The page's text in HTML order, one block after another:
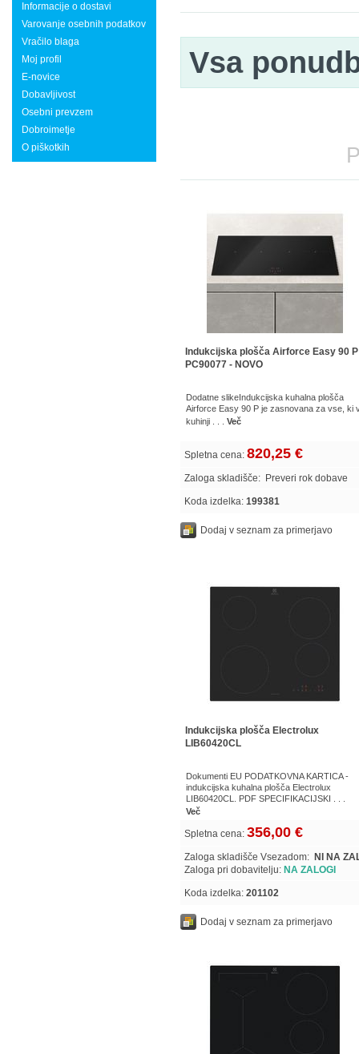
Informacije o dostavi
Varovanje osebnih podatkov
Vračilo blaga
Moj profil
E-novice
Dobavljivost
Osebni prevzem
Dobroimetje
O piškotkih
Vsa
Indukcijska plošča Airforce Easy 90 P
PC90077 - NOVO
Dodatne slikeIndukcijska kuhalna plošča
Airforce Easy 90 P je zasnovana za vse, ki
kuhinji . . . Več
Spletna cena: 820,25 €
Zaloga skladišče: Preveri rok dobave
Koda izdelka: 199381
Dodaj v seznam za primerjavo
Indukcijska plošča Electrolux
LIB60420CL
Dokumenti EU PODATKOVNA KARTICA -
indukcijska kuhalna plošča Electrolux
LIB60420CL. PDF SPECIFIKACIJSKI . . .
Več
Spletna cena: 356,00 €
Zaloga skladišče Vsezadom: NI NA
Zaloga pri dobavitelju: NA ZALOGI
Koda izdelka: 201102
Dodaj v seznam za primerjavo